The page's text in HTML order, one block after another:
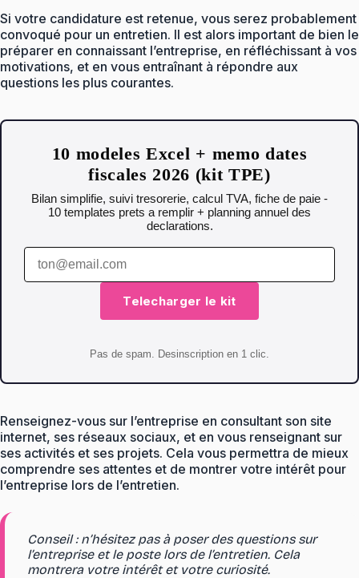
Si votre candidature est retenue, vous serez probablement
convoqué pour un entretien. Il est alors important de bien le
préparer en connaissant l’entreprise, en réfléchissant à vos
motivations, et en vous entraînant à répondre aux
questions les plus courantes.
10 modeles Excel + memo dates
fiscales 2026 (kit TPE)
Bilan simplifie, suivi tresorerie, calcul TVA, fiche de paie -
10 templates prets a remplir + planning annuel des
declarations.
Telecharger le kit
Pas de spam. Desinscription en 1 clic.
Renseignez-vous sur l’entreprise en consultant son site
internet, ses réseaux sociaux, et en vous renseignant sur
ses activités et ses projets. Cela vous permettra de mieux
comprendre ses attentes et de montrer votre intérêt pour
l’entreprise lors de l’entretien.
Conseil : n’hésitez pas à poser des questions sur
l’entreprise et le poste lors de l’entretien. Cela
montrera votre intérêt et votre curiosité.